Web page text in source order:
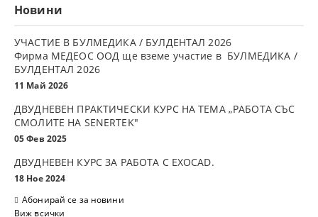
Новини
УЧАСТИЕ В БУЛМЕДИКА / БУЛДЕНТАЛ 2026
Фирма МЕДЕОС ООД ще вземе участие в БУЛМЕДИКА /
БУЛДЕНТАЛ 2026
11 Май 2026
ДВУДНЕВЕН ПРАКТИЧЕСКИ КУРС НА ТЕМА „РАБОТА СЪС
СМОЛИТЕ НА SENERTEK"
05 Фев 2025
ДВУДНЕВЕН КУРС ЗА РАБОТА С ЕXOCAD.
18 Ное 2024
Абонирай се за новини
Виж всички